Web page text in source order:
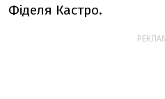
Фіделя Кастро.